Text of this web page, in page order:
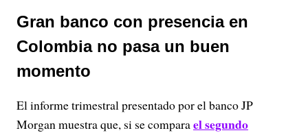
Gran banco con presencia en
Colombia no pasa un buen
momento
El informe trimestral presentado por el banco JP
Morgan muestra que, si se comparael segundo